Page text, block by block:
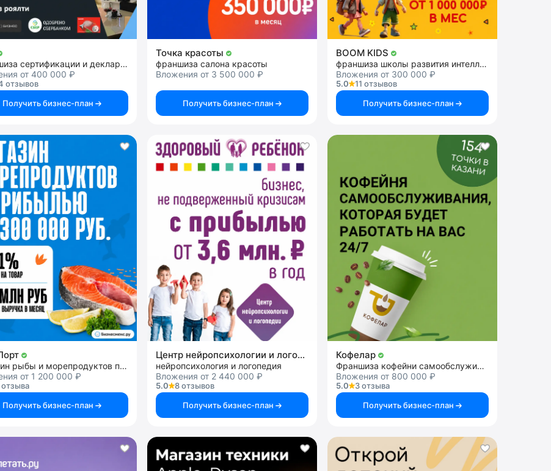
франшиза сертификации и декларирования товаров, продукции и услуг
от 400 000 ₽
отзывов
Получить бизнес-план
Точка красоты
франшиза салона красоты
Вложения от 3 500 000 ₽
Получить бизнес-план
BOOM KIDS
франшиза школы развития интеллекта у детей
Вложения от 300 000 ₽
5.0
11 отзывов
Получить бизнес-план
магазин рыбы и морепродуктов премиального качества
от 1 200 000 ₽
отзыва
Получить бизнес-план
Центр нейропсихологии и логопедии «Здоровый ребенок»
нейропсихология и логопедия
Вложения от 2 440 000 ₽
5.0
8 отзывов
Получить бизнес-план
Кофелар
Франшиза кофейни самообслуживания
Вложения от 800 000 ₽
5.0
3 отзыва
Получить бизнес-план